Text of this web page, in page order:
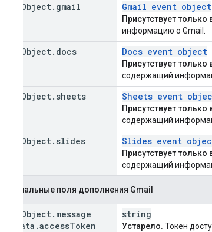
Object. gmail Gmail event object
Присутствует
информацию о Gmail.
Object. docs Docs event object
Присутствует
содержащий
Object. sheets Sheets event
Присутствует
содержащий
Object. slides Slides event
Присутствует
содержащий
Оригинальные поля дополнения Gmail
Object. message
Metadata .accessToken
string
Устарело. Токен